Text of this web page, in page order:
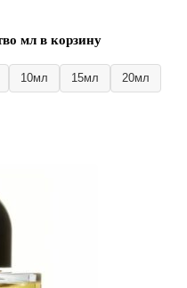
мл в корзину
10мл 15мл 20мл